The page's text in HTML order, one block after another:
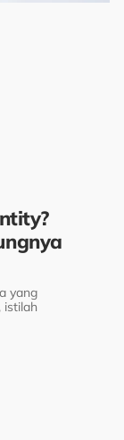
yang
istilah